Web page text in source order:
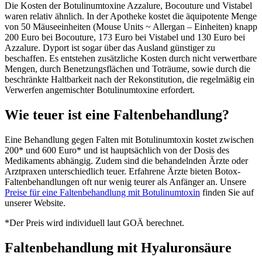
Die Kosten der Botulinumtoxine Azzalure, Bocouture und Vistabel
waren relativ ähnlich. In der Apotheke kostet die äquipotente Menge
von 50 Mäuseeinheiten (Mouse Units ~ Allergan – Einheiten) knapp
200 Euro bei Bocouture, 173 Euro bei Vistabel und 130 Euro bei
Azzalure. Dyport ist sogar über das Ausland günstiger zu
beschaffen. Es entstehen zusätzliche Kosten durch nicht verwertbare
Mengen, durch Benetzungsflächen und Toträume, sowie durch die
beschränkte Haltbarkeit nach der Rekonstitution, die regelmäßig ein
Verwerfen angemischter Botulinumtoxine erfordert.
Wie teuer ist eine Faltenbehandlung?
Eine Behandlung gegen Falten mit Botulinumtoxin kostet zwischen
200* und 600 Euro* und ist hauptsächlich von der Dosis des
Medikaments abhängig. Zudem sind die behandelnden Ärzte oder
Arztpraxen unterschiedlich teuer. Erfahrene Ärzte bieten Botox-
Faltenbehandlungen oft nur wenig teurer als Anfänger an. Unsere
Preise für eine Faltenbehandlung mit Botulinumtoxin finden Sie auf
unserer Website.
*Der Preis wird individuell laut GOÄ berechnet.
Faltenbehandlung mit Hyaluronsäure